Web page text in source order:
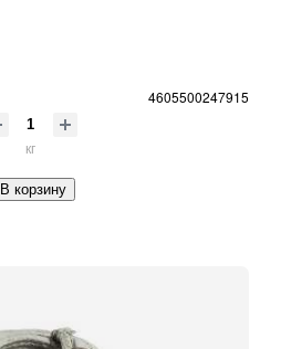
4605500247915
кг
В корзину